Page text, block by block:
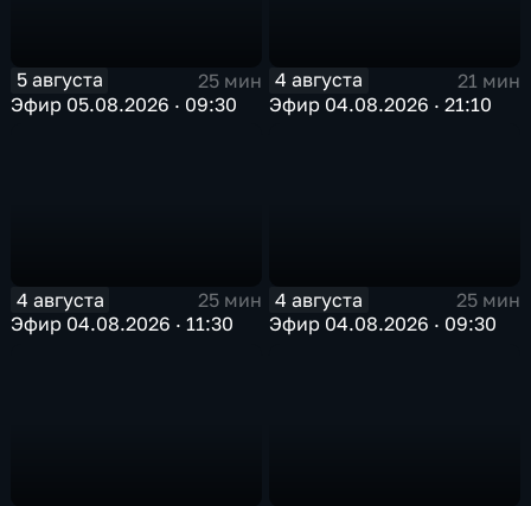
5 августа
25 мин
Эфир 05.08.2026 · 09:30
4 августа
21 мин
Эфир 04.08.2026 · 21:10
4 августа
25 мин
Эфир 04.08.2026 · 11:30
4 августа
25 мин
Эфир 04.08.2026 · 09:30